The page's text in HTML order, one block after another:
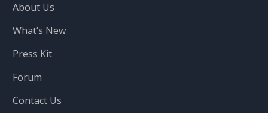
About Us
What’s New
Press Kit
Forum
Contact Us